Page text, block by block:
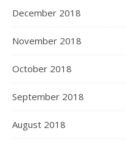
December 2018
November 2018
October 2018
September 2018
August 2018